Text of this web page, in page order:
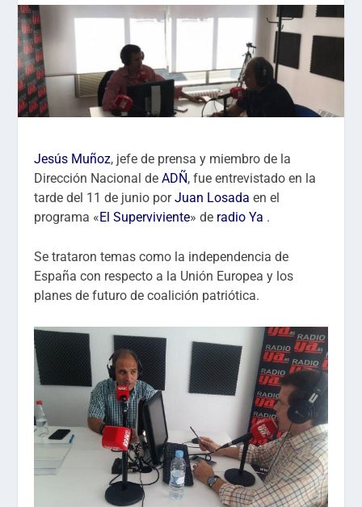
Jesús Muñoz, jefe de prensa y miembro de la
Dirección Nacional deADÑ, fue entrevistado en la
tarde del 11 de junio porJuan Losada en el
programa «El Superviviente» de radio Ya .
Se trataron temas como la independencia de
España con respecto a la Unión Europea y los
planes de futuro de coalición patriótica.